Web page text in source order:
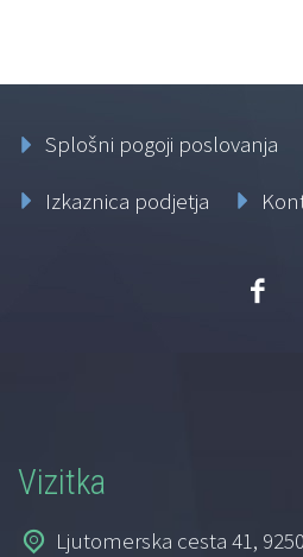
Splošni pogoji poslovanja
Izkaznica podjetja
Vizitka
Ljutomerska cesta 41,